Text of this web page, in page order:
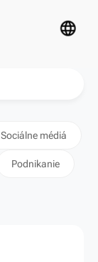
language
Sociálne médiá
Podnikanie